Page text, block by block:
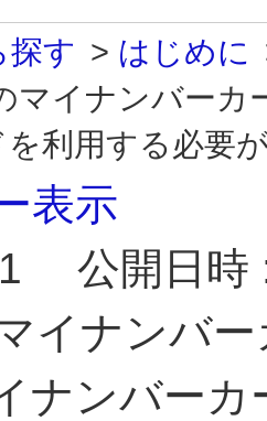
探す > はじめに
マイナンバーカ
利用する必要
表示
公開日時
イナンバ
ナンバー